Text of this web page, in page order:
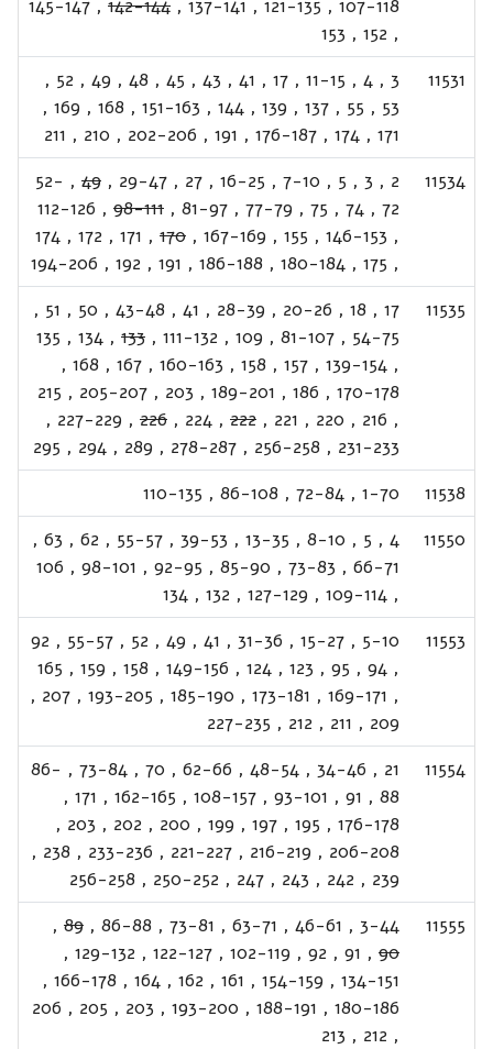
107-118
,
121-135
,
137-141
,
142-144
,
145-147
,
152
,
153
11531
3
,
4
,
11-15
,
17
,
41
,
43
,
45
,
48
,
49
,
52
,
53
,
55
,
137
,
139
,
144
,
151-163
,
168
,
169
,
171
,
174
,
176-187
,
191
,
202-206
,
210
,
211
11534
2
,
3
,
5
,
7-10
,
16-25
,
27
,
29-47
,
49
,
52-
72
,
74
,
75
,
77-79
,
81-97
,
98-111
,
112-126
,
146-153
,
155
,
167-169
,
170
,
171
,
172
,
174
,
175
,
180-184
,
186-188
,
191
,
192
,
194-206
11535
17
,
18
,
20-26
,
28-39
,
41
,
43-48
,
50
,
51
,
54-75
,
81-107
,
109
,
111-132
,
133
,
134
,
135
,
139-154
,
157
,
158
,
160-163
,
167
,
168
,
170-178
,
186
,
189-201
,
203
,
205-207
,
215
,
216
,
220
,
221
,
222
,
224
,
226
,
227-229
,
231-233
,
256-258
,
278-287
,
289
,
294
,
295
11538
1-70
,
72-84
,
86-108
,
110-135
11550
4
,
5
,
8-10
,
13-35
,
39-53
,
55-57
,
62
,
63
,
66-71
,
73-83
,
85-90
,
92-95
,
98-101
,
106
,
109-114
,
127-129
,
132
,
134
11553
5-10
,
15-27
,
31-36
,
41
,
49
,
52
,
55-57
,
92
,
94
,
95
,
123
,
124
,
149-156
,
158
,
159
,
165
,
169-171
,
173-181
,
185-190
,
193-205
,
207
,
209
,
211
,
212
,
227-235
11554
21
,
34-46
,
48-54
,
62-66
,
70
,
73-84
,
86-
88
,
91
,
93-101
,
108-157
,
162-165
,
171
,
176-178
,
195
,
197
,
199
,
200
,
202
,
203
,
206-208
,
216-219
,
221-227
,
233-236
,
238
,
239
,
242
,
243
,
247
,
250-252
,
256-258
11555
3-44
,
46-61
,
63-71
,
73-81
,
86-88
,
89
,
90
,
91
,
92
,
102-119
,
122-127
,
129-132
,
134-151
,
154-159
,
161
,
162
,
164
,
166-178
,
180-186
,
188-191
,
193-200
,
203
,
205
,
206
,
212
,
213